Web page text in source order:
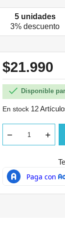
5 unidades
3% descuento
$21.990
 Disponible
En stock 12